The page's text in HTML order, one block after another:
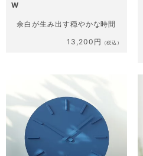
W
余白が生み出す穏やかな時間
13,200円
（税込）